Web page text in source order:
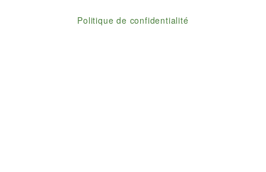
Politique de confidentialité